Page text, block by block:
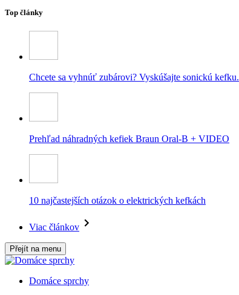
Top články
Chcete sa vyhnúť zubárovi? Vyskúšajte sonickú kefku.
Prehľad náhradných kefiek Braun Oral-B + VIDEO
10 najčastejších otázok o elektrických kefkách
Viac článkov
Přejít na menu
Domáce sprchy